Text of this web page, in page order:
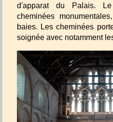
d'apparat du Palais.
cheminées
baies. Les cheminées
soignée avec notamment